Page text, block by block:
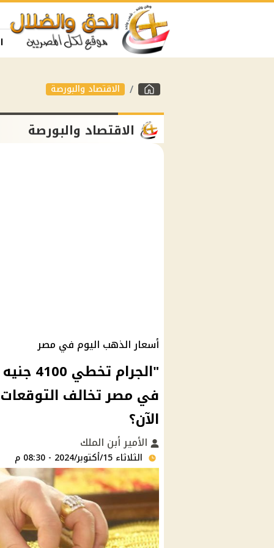
الاقتصاد والبورصة
الاقتصاد والبورصة
أسعار الذهب اليوم في مصر
الآن؟
الأمير أبن الملك
الثلاثاء 15/أكتوبر/2024 - 08:30 م